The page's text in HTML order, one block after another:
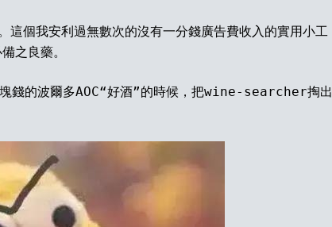
這個我安利過無數次的沒有一分錢廣告費收入的實用小工
之良藥。
錢的波爾多AOC“好酒”的時候，把wine-searcher掏出